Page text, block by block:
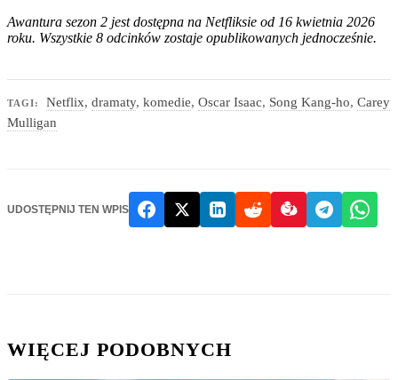
Awantura sezon 2 jest dostępna na Netfliksie od 16 kwietnia 2026
roku. Wszystkie 8 odcinków zostaje opublikowanych jednocześnie.
TAGI: Netflix,dramaty,komedie,Oscar Isaac, Song Kang-ho,Carey
Mulligan
UDOSTĘPNIJ TEN WPIS
WIĘCEJ PODOBNYCH